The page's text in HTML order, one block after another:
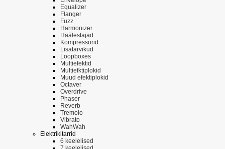
Equalizer
Flanger
Fuzz
Harmonizer
Häälestajad
Kompressorid
Lisatarvikud
Loopboxes
Multiefektid
Multiefktiplokid
Muud efektiplokid
Octaver
Overdrive
Phaser
Reverb
Tremolo
Vibrato
WahWah
Elektrikitarrid
6 keelelised